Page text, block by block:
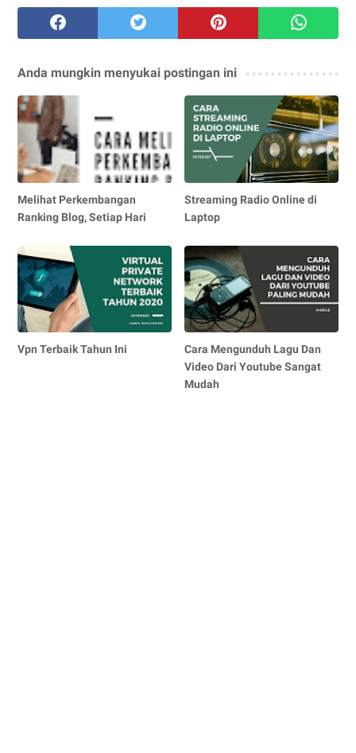
Anda mungkin menyukai postingan ini
Melihat Perkembangan
Ranking Blog, Setiap Hari
Streaming Radio Online di
Laptop
Vpn Terbaik Tahun Ini
Cara Mengunduh Lagu Dan
Video Dari Youtube Sangat
Mudah